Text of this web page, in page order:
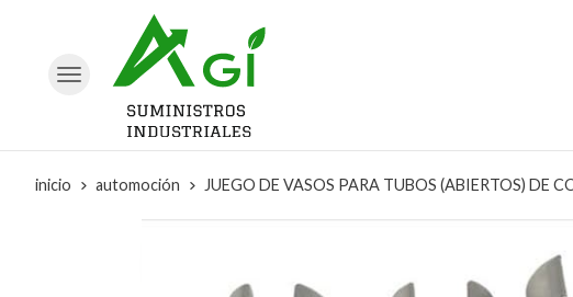
inicio automoción JUEGO DE VASOS PARA TUBOS (ABIERTOS) DE